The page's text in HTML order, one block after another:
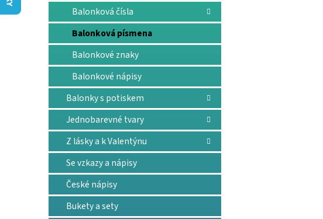
l
Balonková čísla
Balonková písmena
Balonkové znaky
Balonkové nápisy
Balonky s potiskem
Jednobarevné tvary
Z lásky a k Valentýnu
Se vzkazy a nápisy
České nápisy
Bukety a sety